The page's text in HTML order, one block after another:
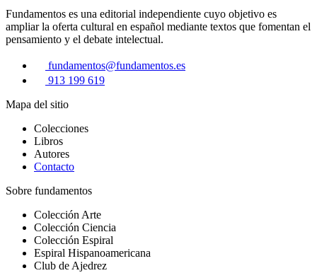
Fundamentos es una editorial independiente cuyo objetivo es
ampliar la oferta cultural en español mediante textos que fomentan el
pensamiento y el debate intelectual.
fundamentos@fundamentos.es
913 199 619
Mapa del sitio
Colecciones
Libros
Autores
Contacto
Sobre fundamentos
Colección Arte
Colección Ciencia
Colección Espiral
Espiral Hispanoamericana
Club de Ajedrez